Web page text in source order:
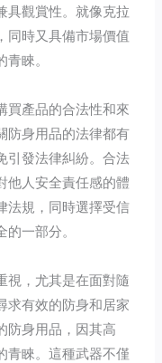
具觀賞性。就像克拉
同時又具備市場價值
睞。
買產品的合法性和來
防身用品的法律都有
引發法律糾紛。合法
他人安全責任感的體
法規，同時選擇受信
一部分。
視，尤其是在面對隨
求有效的防身和居家
防身用品，因其高
青睞。這種武器不僅